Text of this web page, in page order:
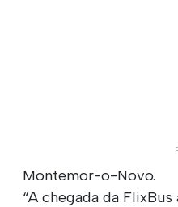
Montemor-o-Novo.
“A chegada da